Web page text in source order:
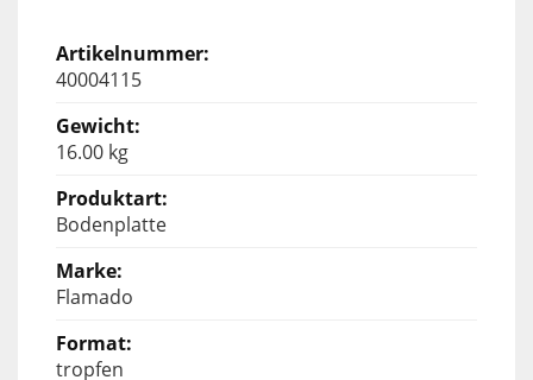
40004115
16.00 kg
Bodenplatte
Flamado
tropfen